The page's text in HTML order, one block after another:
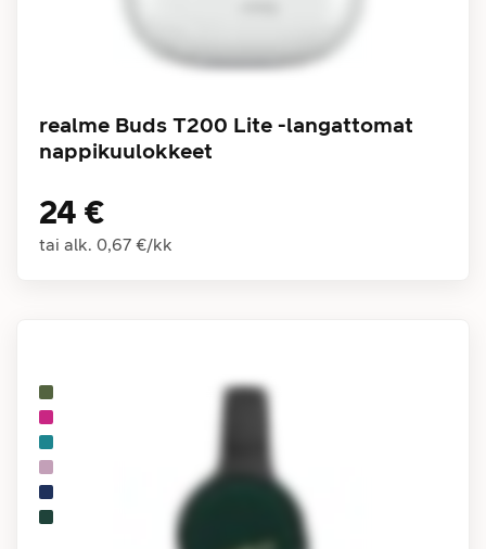
realme Buds T200 Lite -langattomat
nappikuulokkeet
24 €
tai alk. 0,67 €/kk